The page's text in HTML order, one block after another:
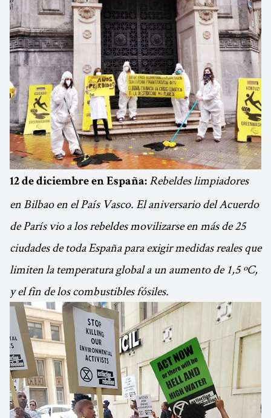
12 de diciembre en España: Rebeldes limpiadores
en Bilbao en el País Vasco. El aniversario del Acuerdo
de París vio a los rebeldes movilizarse en más de 25
ciudades de toda España para exigir medidas reales que
limiten la temperatura global a un aumento de 1,5 ºC,
y el fin de los combustibles fósiles.